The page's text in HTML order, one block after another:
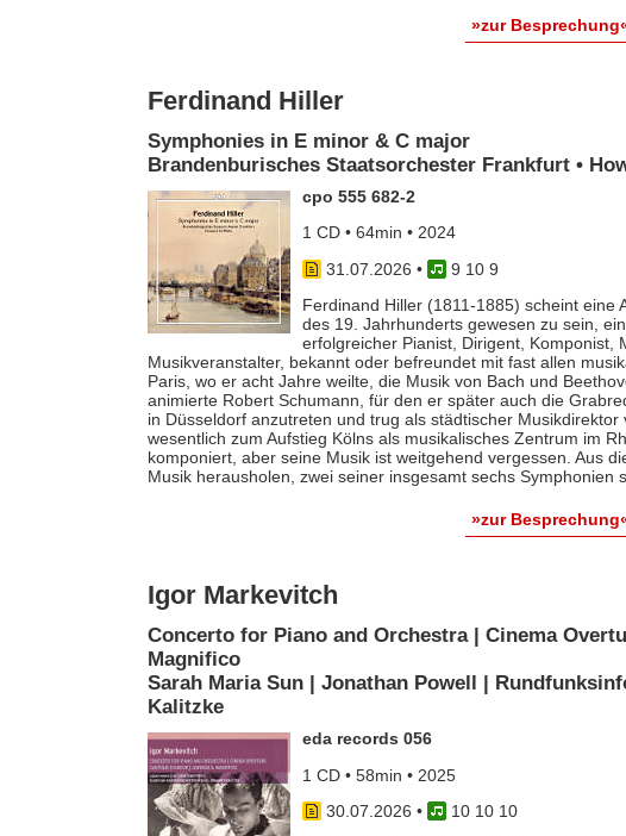
»zur
Ferdinand Hiller
Symphonies in E minor & C major
Brandenburisches Staatsorchester Frankfurt •
cpo 555 682-2
1 CD • 64min • 2024
31.07.2026 •
9 10 9
Ferdinand Hiller (1811-1885) scheint eine
des 19. Jahrhunderts gewesen zu sein,
erfolgreicher Pianist, Dirigent, Komponist,
Musikveranstalter, bekannt oder befreundet mit fast allen
Paris, wo er acht Jahre weilte, die Musik von Bach und
animierte Robert Schumann, für den er später auch die
in Düsseldorf anzutreten und trug als städtischer
wesentlich zum Aufstieg Kölns als musikalisches Zentrum im
komponiert, aber seine Musik ist weitgehend vergessen. Aus
Musik herausholen, zwei seiner insgesamt sechs Symphonien
»zur
Igor Markevitch
Concerto for Piano and Orchestra | Cinema
Magnifico
Sarah Maria Sun | Jonathan Powell |
Kalitzke
eda records 056
1 CD • 58min • 2025
30.07.2026 •
10 10 10